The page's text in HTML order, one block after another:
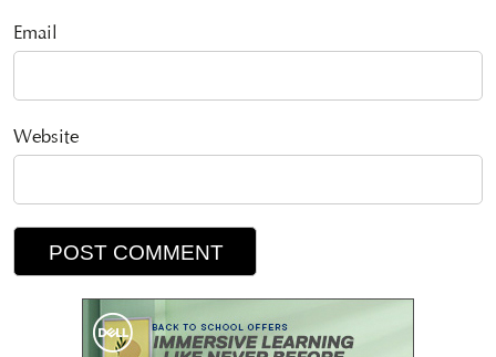
Email
Website